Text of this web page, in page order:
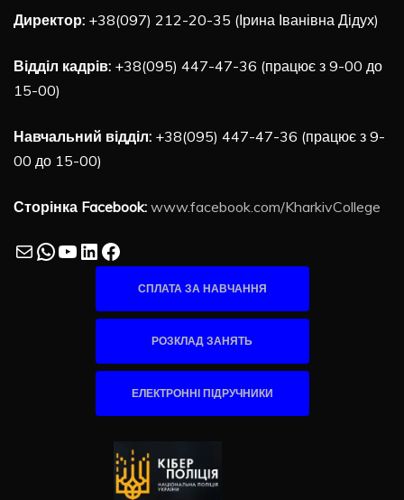
Директор: +38(097) 212-20-35 (Ірина Іванівна Дідух)
Відділ кадрів: +38(095) 447-47-36 (працює з 9-00 до
15-00)
Навчальний відділ: +38(095) 447-47-36 (працює з 9-
00 до 15-00)
Сторінка Facebook: www.facebook.com/KharkivCollege
MailWhatsApp
YouTube
LinkedIn
Facebook
СПЛАТА ЗА НАВЧАННЯ
РОЗКЛАД ЗАНЯТЬ
ЕЛЕКТРОННІ ПІДРУЧНИКИ